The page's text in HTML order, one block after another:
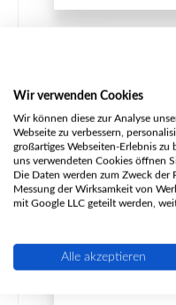
Leda Duo
Wir verwenden Cookies
Wir können diese zur Analyse
Webseite zu verbessern,
großartiges Webseiten-Erlebnis
uns verwendeten Cookies öffnen
Die Daten werden zum Zweck der
Messung der Wirksamkeit von
mit Google LLC geteilt werden,
Alle akzeptieren